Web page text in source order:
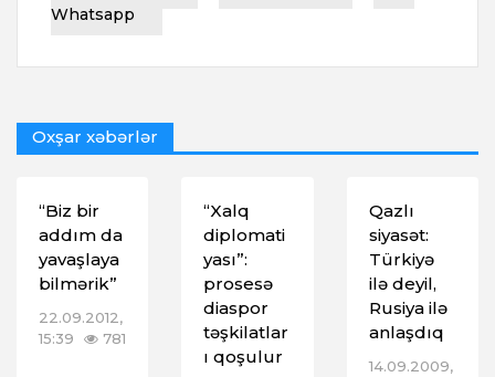
Whatsapp
Oxşar xəbərlər
“Biz bir
addım da
yavaşlaya
bilmərik”
22.09.2012,
15:39
781
“Xalq
diplomati
yası”:
prosesə
diaspor
təşkilatlar
ı qoşulur
Qazlı
siyasət:
Türkiyə
ilə deyil,
Rusiya ilə
anlaşdıq
14.09.2009,